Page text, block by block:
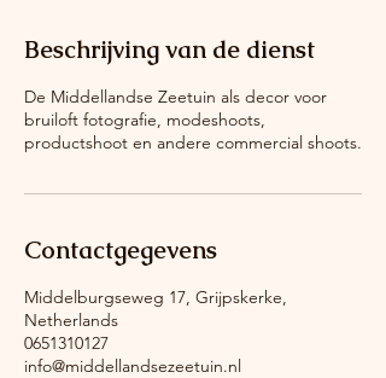
Beschrijving van de dienst
De Middellandse Zeetuin als decor voor
bruiloft fotografie, modeshoots,
productshoot en andere commercial shoots.
Contactgegevens
Middelburgseweg 17, Grijpskerke,
Netherlands
0651310127
info@middellandsezeetuin.nl